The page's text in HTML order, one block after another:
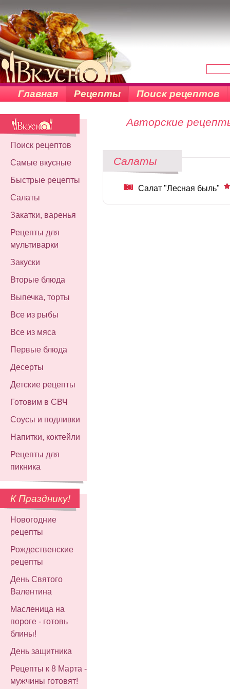
Главная Рецепты Поиск рецептов
Поиск рецептов
Самые вкусные
Быстрые рецепты
Салаты
Закатки, варенья
Рецепты для
мультиварки
Закуски
Вторые блюда
Выпечка, торты
Все из рыбы
Все из мяса
Первые блюда
Десерты
Детские рецепты
Готовим в СВЧ
Соусы и подливки
Напитки, коктейли
Рецепты для
пикника
К Празднику!
Новогодние
рецепты
Рождественские
рецепты
День Святого
Валентина
Масленица на
пороге - готовь
блины!
День защитника
Рецепты к 8 Марта -
мужчины готовят!
Авторские
Салаты
Салат "Лесная быль"